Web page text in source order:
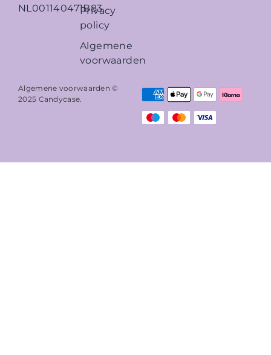
NL001140471B83
Privacy
policy
Algemene
voorwaarden
Algemene voorwaarden ©
2025 Candycase